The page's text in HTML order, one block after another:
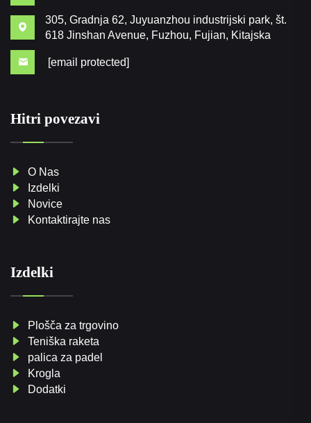
305, Gradnja 62, Juyuanzhou industrijski park, št.
618 Jinshan Avenue, Fuzhou, Fujian, Kitajska
[email protected]
Hitri povezavi
O Nas
Izdelki
Novice
Kontaktirajte nas
Izdelki
Plošča za trgovino
Teniška raketa
palica za padel
Krogla
Dodatki